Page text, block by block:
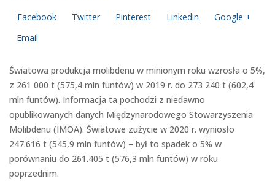
Facebook Twitter Pinterest Linkedin
Google +
Email
Światowa produkcja molibdenu w minionym roku wzrosła o 5%,
z 261 000 t (575,4 mln funtów) w 2019 r. do 273 240 t (602,4
mln funtów). Informacja ta pochodzi z niedawno
opublikowanych danych Międzynarodowego Stowarzyszenia
Molibdenu (IMOA). Światowe zużycie w 2020 r. wyniosło
247.616 t (545,9 mln funtów) – był to spadek o 5% w
porównaniu do 261.405 t (576,3 mln funtów) w roku
poprzednim.